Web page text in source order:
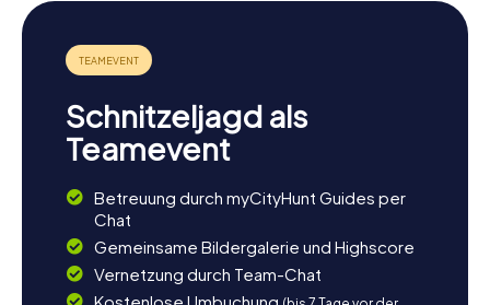
Schnitzeljagd als
Teamevent
Betreuung durch myCityHunt Guides per
Chat
Gemeinsame Bildergalerie und Highscore
Vernetzung durch Team-Chat
Kostenlose Umbuchung